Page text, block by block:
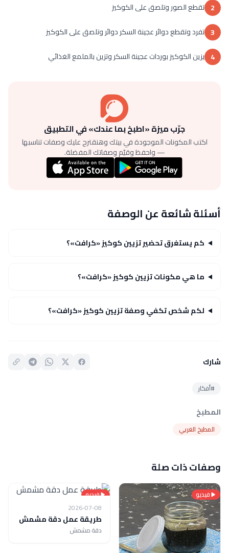
2 تقطع الصور وتلصق على الكوكيز
3 تفرد وتقطع دوائر عجينة السكر دوائر وتلصق على الكوكيز
4 يزين الكوكيز بوردات عجينة السكر وتزين بالملمع الغذائي
جرّب ميزة «اطبخ بما عندك» في التطبيق
اكتب المكونات الموجودة في بيتك وهنقترح عليك وصفات تناسبها
— واحفظ وقيّم وصفاتك المفضلة.
أسئلة شائعة عن الوصفة
كم يستغرق تحضير تزيين كوكيز «كرافت»؟
ما هي مكونات تزيين كوكيز «كرافت»؟
لكم شخص تكفي وصفة تزيين كوكيز «كرافت»؟
شارك
#أفكار
المطبخ
المطبخ الغربي
وصفات ذات صلة
فيديو
فيديو
2026-07-08
طريقة عمل دقة مشمش
دقة مشمش